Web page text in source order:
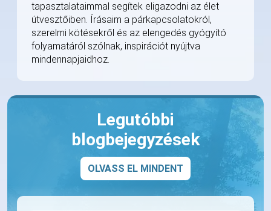
tapasztalataimmal segítek eligazodni az élet
útvesztőiben. Írásaim a párkapcsolatokról,
szerelmi kötésekről és az elengedés gyógyító
folyamatáról szólnak, inspirációt nyújtva
mindennapjaidhoz.
Legutóbbi
blogbejegyzések
OLVASS EL MINDENT